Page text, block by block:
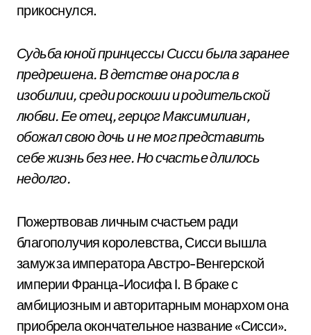
прикоснулся.
Судьба юной принцессы Сисси была заранее
предрешена. В детстве она росла в
изобилии, среди роскоши и родительской
любви. Ее отец, герцог Максимилиан,
обожал свою дочь и не мог представить
себе жизнь без нее. Но счастье длилось
недолго.
Пожертвовав личным счастьем ради
благополучия королевства, Сисси вышла
замуж за императора Австро-Венгерской
империи Франца-Иосифа I. В браке с
амбициозным и авторитарным монархом она
приобрела окончательное название «Сисси».